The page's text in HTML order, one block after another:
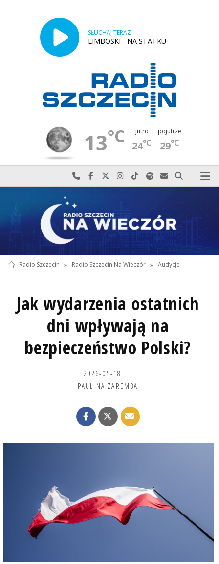
SŁUCHAJ TERAZ
LIMBOSKI - NA STATKU
13°C jutro
24°C
pojutrze
29°C
Najlepiej po prostu do nas zadzwoń
Odwiedź nas na Facebook-u
Odwiedź nas na X
Odwiedź nas na Instagram-ie
Odwiedź nas na TikTok-u
Szukaj nas na Spotify
Wyślij do nas
Szukaj
Radio Szczecin » Radio Szczecin Na Wieczór » Audycje
Jak wydarzenia ostatnich
dni wpływają na
bezpieczeństwo Polski?
2026-05-18
PAULINA ZAREMBA